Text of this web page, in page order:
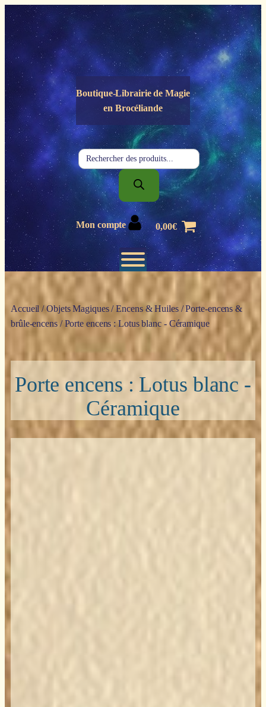
Panneau de gestion des cookies
Boutique-Librairie deMagie
en Brocéliande
Recherche
de
produits
Mon compte 0,00€
Accueil /Objets Magiques/Encens & Huiles/Porte-encens &
brûle-encens/ Porte encens : Lotus blanc - Céramique
Porte encens : Lotus blanc -
Céramique